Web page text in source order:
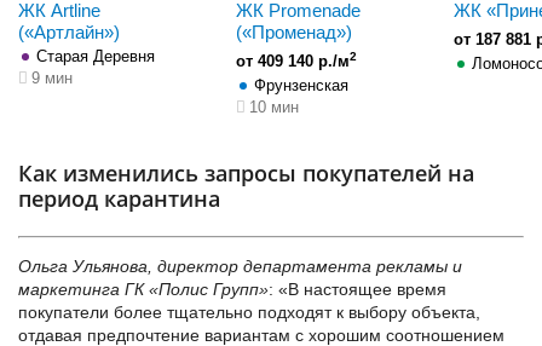
ЖК Artline
(«Артлайн»)
Старая Деревня
9 мин
ЖК Promenade
(«Променад»)
от 409 140 р./м2
Фрунзенская
10 мин
ЖК
от 187 881
Как изменились запросы покупателей на
период карантина
Ольга Ульянова, директор департамента рекламы и
маркетинга ГК «Полис Групп»: «В настоящее время
покупатели более тщательно подходят к выбору объекта,
отдавая предпочтение вариантам с хорошим соотношением